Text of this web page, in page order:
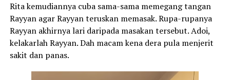
Rita kemudiannya cuba sama-sama memegang tangan
Rayyan agar Rayyan teruskan memasak. Rupa-rupanya
Rayyan akhirnya lari daripada masakan tersebut. Adoi,
kelakarlah Rayyan. Dah macam kena dera pula menjerit
sakit dan panas.